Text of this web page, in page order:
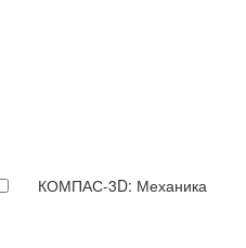
КОМПАС-3D: Механика